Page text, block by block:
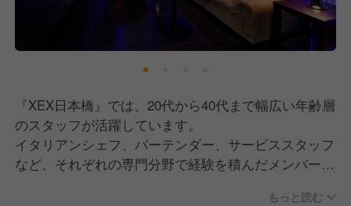
そこで現在は、一緒にXEX日本橋を盛り上げていただ
『XEX日本橋』では、20代から40代まで幅広い年齢層
のスタッフが活躍しています。
イタリアンシェフ、バーテンダー、サービススタッフ
など、それぞれの専門分野で経験を積んだメンバー
もっと読む